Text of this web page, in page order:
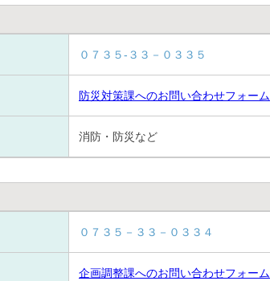
０７３５-３３－０３３５
防災対策課へのお問い合わせフォーム
消防・防災など
０７３５－３３－０３３４
企画調整課へのお問い合わせフォーム